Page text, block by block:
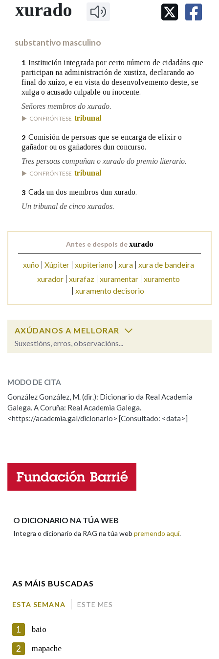
IDENTIDADE CORPORATIVA
MARCIAL DEL ADALID
FIGURAS HOMENAXEADAS
PRIMAVERA DAS LETRAS
PORTAL DAS PALABRAS
Facebook
TwitterYoutubeInstagramBluesky
BUSCAR NOS LEMAS
Remata por
Contén
BUSCAR NO CONTIDO
Nas definicións
Nos exemplos
OUTRAS OPCIÓNS DE BUSCA
Pertence a
xurado
substantivo masculino
1 Institución integrada por certo número de cidadáns que
participan na administración de xustiza, declarando ao
final do xuízo, e en vista do desenvolvemento deste, se
xulga o acusado culpable ou inocente.
Señores membros do xurado.
CONFRÓNTESE tribunal
2 Comisión de persoas que se encarga de elixir o
gañador ou os gañadores dun concurso.
Tres persoas compuñan o xurado do premio literario.
CONFRÓNTESE tribunal
3 Cada un dos membros dun xurado.
Un tribunal de cinco xurados.
Antes e despois dexurado
xuño Xúpiter xupiteriano xura
xura de bandeira
xurador
xurafaz xuramentar
xuramento
xuramento decisorio
AXÚDANOS A MELLORAR
Suxestións, erros, observacións...
ESCOLLE UNHA OPCIÓN:
Observación Hai un erro na palabra
Propoño mellorar a definición
Nome
MODO DE CITA
González González, M. (dir.): Dicionario da Real Academia
Galega. A Coruña: Real Academia Galega.
<https://academia.gal/dicionario> [Consultado: <data>]
O DICIONARIO NA TÚA WEB
Integra o dicionario da RAG na túa web premendo aquí.
AS MÁIS BUSCADAS
ESTA SEMANA ESTE MES
1 baio
2 mapache